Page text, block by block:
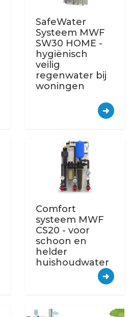
SafeWater
Systeem MWF
SW30 HOME -
hygiënisch
veilig
regenwater bij
woningen
Comfort
systeem MWF
CS20 - voor
schoon en
helder
huishoudwater